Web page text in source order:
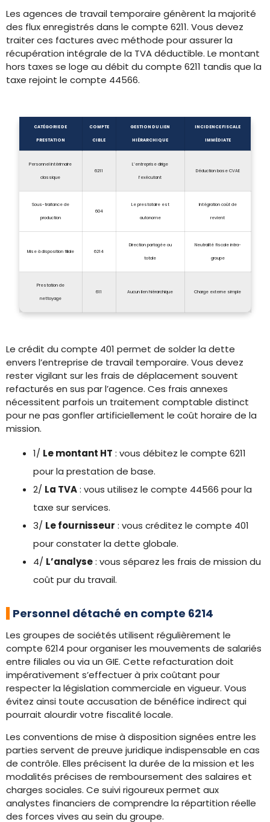
Les agences de travail temporaire génèrent la majorité
des flux enregistrés dans le compte 6211. Vous devez
traiter ces factures avec méthode pour assurer la
récupération intégrale de la TVA déductible. Le montant
hors taxes se loge au débit du compte 6211 tandis que la
taxe rejoint le compte 44566.
CATÉGORIE DE
PRESTATION
COMPTE
CIBLE
GESTION DU LIEN
HIÉRARCHIQUE
INCIDENCE FISCALE
IMMÉDIATE
Personnel intérimaire
classique
6211
L’entreprise dirige
l’exécutant
Déduction base CVAE
Sous-traitance de
production
604
Le prestataire est
autonome
Intégration coût de
revient
Mise à disposition filiale 6214
Direction partagée ou
totale
Neutralité fiscale intra-
groupe
Prestation de
nettoyage
611 Aucun lien hiérarchique Charge externe simple
Le crédit du compte 401 permet de solder la dette
envers l’entreprise de travail temporaire. Vous devez
rester vigilant sur les frais de déplacement souvent
refacturés en sus par l’agence. Ces frais annexes
nécessitent parfois un traitement comptable distinct
pour ne pas gonfler artificiellement le coût horaire de la
mission.
1/ Le montant HT : vous débitez le compte 6211
pour la prestation de base.
2/ La TVA: vous utilisez le compte 44566 pour la
taxe sur services.
3/ Le fournisseur : vous créditez le compte 401
pour constater la dette globale.
4/ L’analyse: vous séparez les frais de mission du
coût pur du travail.
Personnel détaché en compte 6214
Les groupes de sociétés utilisent régulièrement le
compte 6214 pour organiser les mouvements de salariés
entre filiales ou via un GIE. Cette refacturation doit
impérativement s’effectuer à prix coûtant pour
respecter la législation commerciale en vigueur. Vous
évitez ainsi toute accusation de bénéfice indirect qui
pourrait alourdir votre fiscalité locale.
Les conventions de mise à disposition signées entre les
parties servent de preuve juridique indispensable en cas
de contrôle. Elles précisent la durée de la mission et les
modalités précises de remboursement des salaires et
charges sociales. Ce suivi rigoureux permet aux
analystes financiers de comprendre la répartition réelle
des forces vives au sein du groupe.